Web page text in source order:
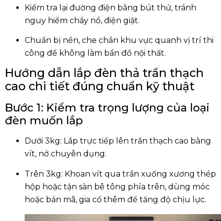
Kiểm tra lại đường điện bằng bút thử, tránh
nguy hiểm cháy nổ, điện giật.
Chuẩn bị nền, che chắn khu vực quanh vị trí thi
công để không làm bẩn đồ nội thất.
Hướng dẫn lắp đèn thả trần thạch
cao chi tiết đúng chuẩn kỹ thuật
Bước 1: Kiểm tra trọng lượng của loại
đèn muốn lắp
Dưới 3kg: Lắp trực tiếp lên trần thạch cao bằng
vít, nở chuyên dụng.
Trên 3kg: Khoan vít qua trần xuống xương thép
hộp hoặc tận sàn bê tông phía trên, dùng móc
hoặc bản mã, gia cố thêm để tăng độ chịu lực.